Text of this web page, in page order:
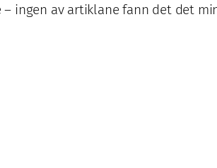
ingen av artiklane fann det det